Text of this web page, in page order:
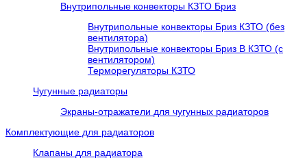
Внутрипольные конвекторы КЗТО Бриз
Внутрипольные конвекторы Бриз КЗТО (без
вентилятора)
Внутрипольные конвекторы Бриз В КЗТО (с
вентилятором)
Терморегуляторы КЗТО
Чугунные радиаторы
Экраны-отражатели для чугунных радиаторов
Комплектующие для радиаторов
Клапаны для радиатора